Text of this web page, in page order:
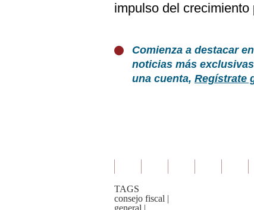
impulso del
Comienza a destacar
noticias más
una cuenta, Regístrate
TAGS
consejo fiscal |
general |